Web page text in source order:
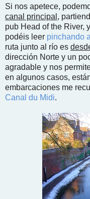
Si nos apetece,
canal principal ,
pub Head of the River,
podéis leer pinchando
ruta junto al río es
dirección Norte y un
agradable y nos
en algunos casos,
embarcaciones me
Canal du Midi.